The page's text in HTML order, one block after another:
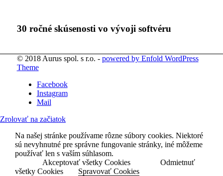
30 ročné skúsenosti vo vývoji softvéru
© 2018 Aurus spol. s r.o. - powered by Enfold WordPress
Theme
Facebook
Instagram
Mail
Zrolovať na začiatok
Na našej stránke používame rôzne súbory cookies. Niektoré
sú nevyhnutné pre správne fungovanie stránky, iné môžeme
používať len s vaším súhlasom.
Akceptovať všetky Cookies
Odmietnuť
všetky Cookies
Spravovať Cookies